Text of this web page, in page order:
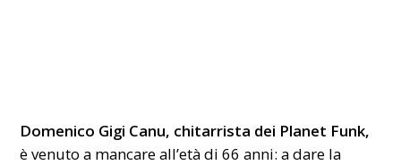
Domenico Gigi Canu, chitarrista dei Planet Funk,
è venuto a mancare all’età di 66 anni: a dare la